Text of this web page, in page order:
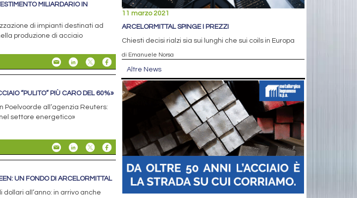
MILIARDARIO IN
di impianti destinati ad
produzione di acciaio
“PULITO” PIÙ CARO DEL 60%»
Poelvoorde all’agenzia Reuters:
settore energetico»
UN FONDO DI ARCELORMITTAL
dollari all’anno: in arrivo anche
11 marzo 2021
ARCELORMITTAL SPINGE I PREZZI
Chiesti decisi rialzi sia sui lunghi che sui coils in Europa
di Emanuele Norsa
Altre News